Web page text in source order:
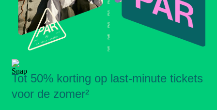
Tot 50% korting op last-minute tickets
voor de zomer²